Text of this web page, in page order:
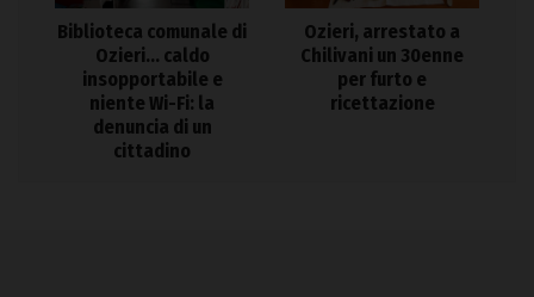
Biblioteca comunale di
Ozieri… caldo
insopportabile e
niente Wi-Fi: la
denuncia di un
cittadino
Ozieri, arrestato a
Chilivani un 30enne
per furto e
ricettazione